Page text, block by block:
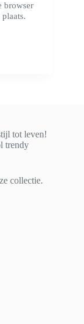
browser
tot leven!
trendy
collectie.